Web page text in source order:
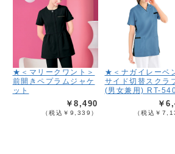
★＜マリークワント＞
前開きペプラムジャケ
ット
￥8,490
（税込￥9,339）
★＜ナガイレーベ
サイド切替スクラ
(男女兼用) RT-
￥
（税込￥